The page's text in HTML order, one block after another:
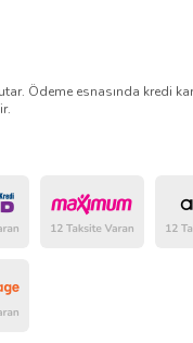
Ödeme esnasında kredi